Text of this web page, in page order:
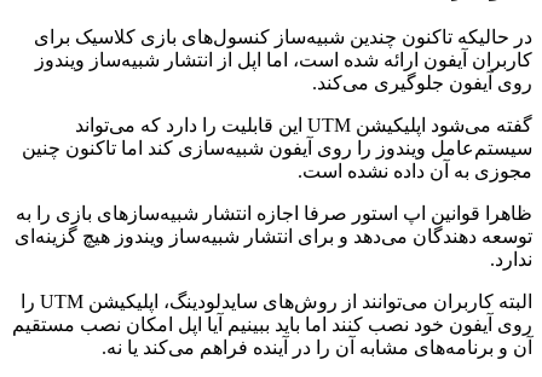
در حالیکه تاکنون چندین شبیه‌ساز کنسول‌های بازی‌ کلاسیک برای
کاربران آیفون ارائه شده است، اما اپل از انتشار شبیه‌ساز ویندوز
روی آیفون جلوگیری می‌کند.
گفته می‌شود اپلیکیشن UTM این قابلیت را دارد که می‌تواند
سیستم‌عامل ویندوز را روی آیفون شبیه‌سازی کند اما تاکنون چنین
مجوزی به آن داده نشده است.
ظاهرا قوانین اپ استور صرفا اجازه انتشار شبیه‌ساز‌های بازی را به
توسعه دهندگان می‌دهد و برای انتشار شبیه‌ساز ویندوز هیچ گزینه‌ای
ندارد.
البته کاربران می‌توانند از روش‌های سایدلودینگ، اپلیکیشن UTM را
روی آیفون خود نصب کنند اما باید ببینیم آیا اپل امکان نصب مستقیم
آن و برنامه‌های مشابه آن را در آینده فراهم می‌کند یا نه.